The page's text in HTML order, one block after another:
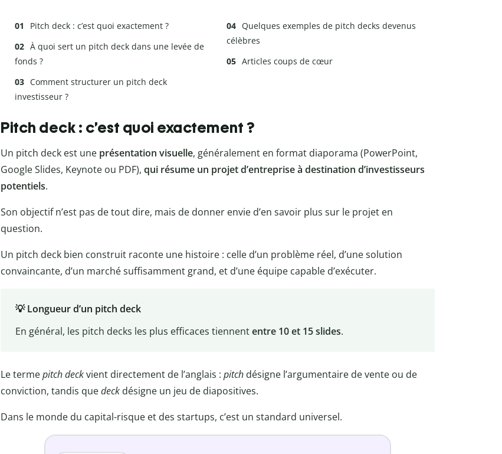
Pitch deck : c’est quoi exactement ?
À quoi sert un pitch deck dans une levée de
fonds ?
Comment structurer un pitch deck
investisseur ?
Quelques exemples de pitch decks devenus
célèbres
Articles coups de cœur
Pitch deck : c’est quoi exactement ?
Un pitch deck est une présentation visuelle, généralement en format diaporama (PowerPoint,
Google Slides, Keynote ou PDF), qui résume un projet d’entreprise à destination d’investisseurs
potentiels.
Son objectif n’est pas de tout dire, mais de donner envie d’en savoir plus sur le projet en
question.
Un pitch deck bien construit raconte une histoire : celle d’un problème réel, d’une solution
convaincante, d’un marché suffisamment grand, et d’une équipe capable d’exécuter.
💡 Longueur d’un pitch deck
En général, les pitch decks les plus efficaces tiennententre 10 et 15 slides.
Le termepitch deckvient directement de l’anglais : pitch désigne l’argumentaire de vente ou de
conviction, tandis quedeck désigne un jeu de diapositives.
Dans le monde du capital-risque et des startups, c’est un standard universel.